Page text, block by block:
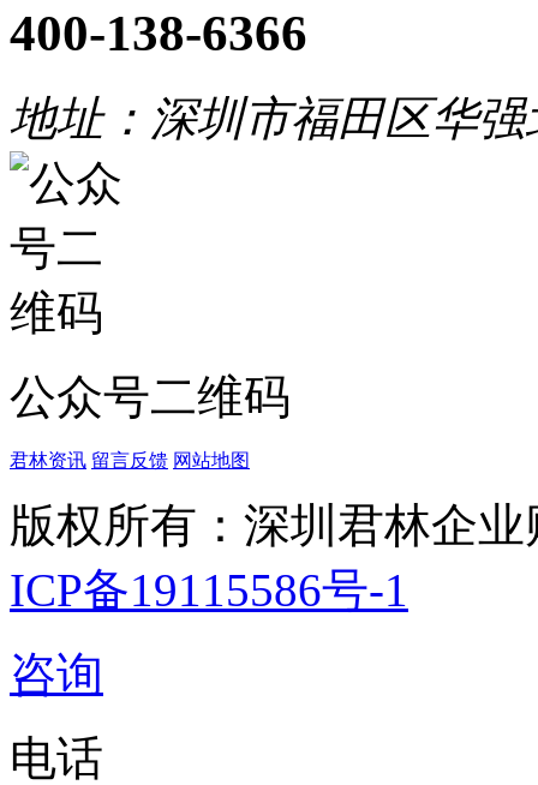
400-138-6366
地址：深圳市福田区华
公众号二维码
君林资讯 留言反馈 网站地图
版权所有：深圳君林企
ICP备19115586号-1
咨询
电话